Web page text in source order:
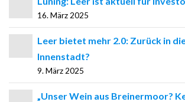
16. März 2025
Leer bietet mehr 2.0: Zurück in
Innenstadt?
9. März 2025
„Unser Wein aus Breinermoor?